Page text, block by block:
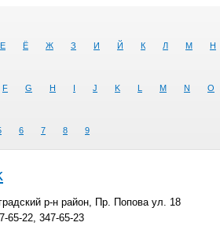
Е Ё Ж З И Й К Л М Н
F G H I J K L M N O
6 7 8 9
р-н район, Пр. Попова ул. 18
65-22, 347-65-23